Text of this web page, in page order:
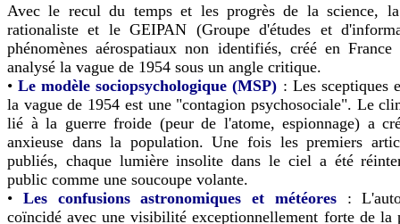
Avec le recul du temps et les progrès de la science, la
rationaliste et le GEIPAN (Groupe d'études et
phénomènes aérospatiaux non identifiés, créé en
analysé la vague de 1954 sous un angle critique.
•Le modèle sociopsychologique (MSP) : Les sceptiques
la vague de 1954 est une "contagion psychosociale". Le
lié à la guerre froide (peur de l'atome, espionnage) a
anxieuse dans la population. Une fois les premiers
publiés, chaque lumière insolite dans le ciel a été
public comme une soucoupe volante.
• Les confusions astronomiques et météores:
coïncidé avec une visibilité exceptionnellement forte de la